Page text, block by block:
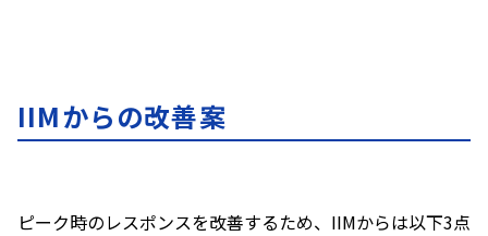
IIMからの改善案
ピーク時のレスポンスを改善するため、IIMからは以下3点